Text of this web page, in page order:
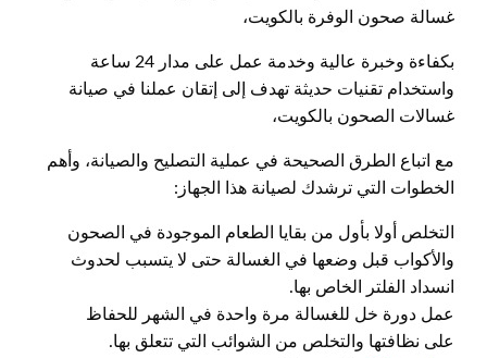
غسالة صحون الوفرة بالكويت،
بكفاءة وخبرة عالية وخدمة عمل على مدار 24 ساعة
واستخدام تقنيات حديثة تهدف إلى إتقان عملنا في صيانة
غسالات الصحون بالكويت،
مع اتباع الطرق الصحيحة في عملية التصليح والصيانة، وأهم
الخطوات التي ترشدك لصيانة هذا الجهاز:
التخلص أولا بأول من بقايا الطعام الموجودة في الصحون
والأكواب قبل وضعها في الغسالة حتى لا يتسبب لحدوث
انسداد الفلتر الخاص بها.
عمل دورة خل للغسالة مرة واحدة في الشهر للحفاظ
على نظافتها والتخلص من الشوائب التي تتعلق بها.